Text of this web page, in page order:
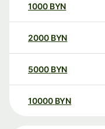
1000 BYN
2000 BYN
5000 BYN
10000 BYN